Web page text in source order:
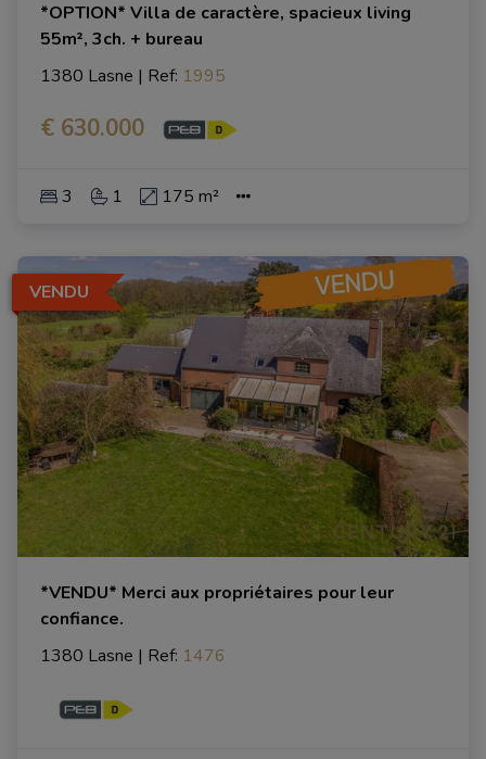
*OPTION* Villa de caractère, spacieux living
55m², 3ch. + bureau
1380 Lasne | Ref: 1995
€ 630.000
3 1 175 m²
VENDU
*VENDU* Merci aux propriétaires pour leur
confiance.
1380 Lasne | Ref: 1476